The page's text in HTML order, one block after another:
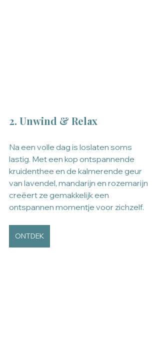
2. Unwind & Relax
Na een volle dag is loslaten soms
lastig. Met een kop ontspannende
kruidenthee en de kalmerende geur
van lavendel, mandarijn en rozemarijn
creëert ze gemakkelijk een
ontspannen momentje voor zichzelf.
ONTDEK